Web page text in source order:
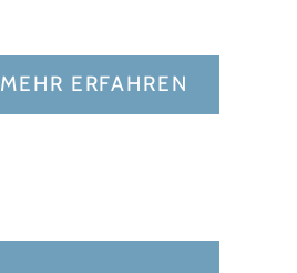
MEHR ERFAHREN